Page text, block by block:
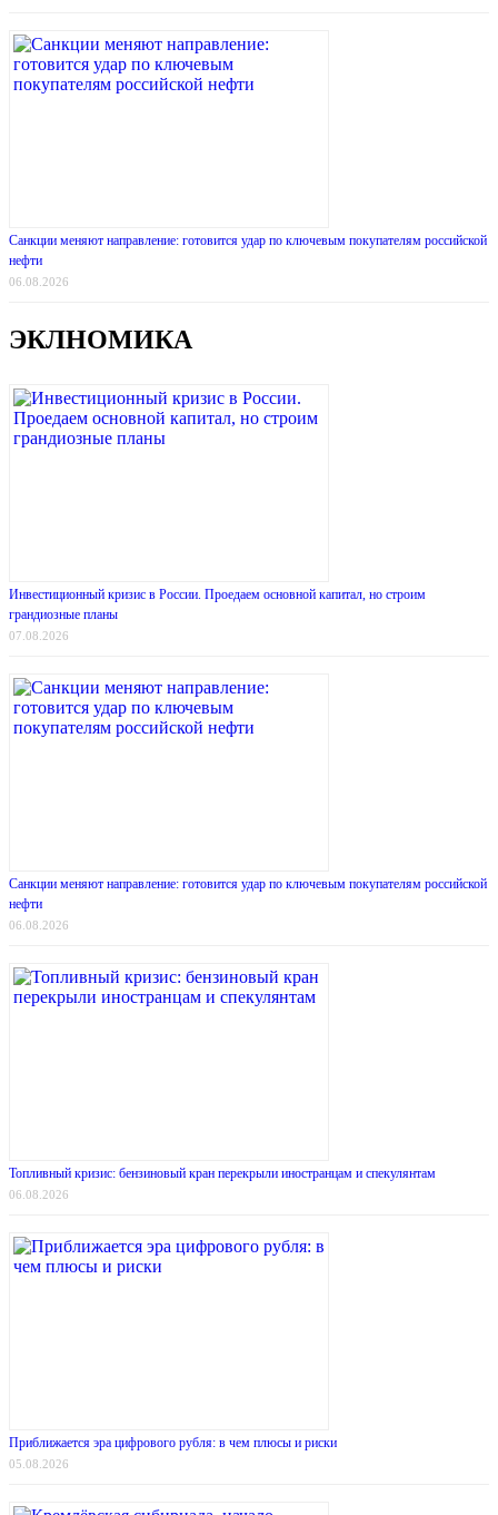
Санкции меняют направление: готовится удар по ключевым покупателям российской
нефти
06.08.2026
ЭКЛНОМИКА
Инвестиционный кризис в России. Проедаем основной капитал, но строим
грандиозные планы
07.08.2026
Санкции меняют направление: готовится удар по ключевым покупателям российской
нефти
06.08.2026
Топливный кризис: бензиновый кран перекрыли иностранцам и спекулянтам
06.08.2026
Приближается эра цифрового рубля: в чем плюсы и риски
05.08.2026